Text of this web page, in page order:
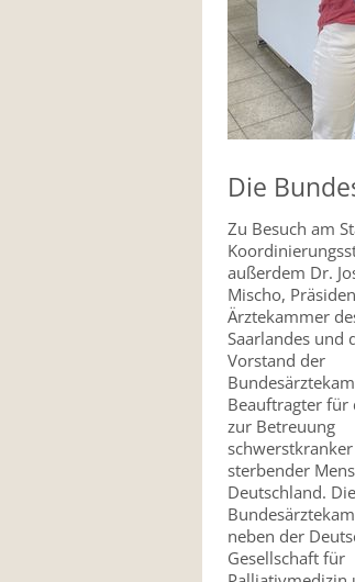
Die
Zu Besuch am
außerdem Dr.
Mischo,
Ärztekammer
Saarlandes und
Vorstand der
Beauftragter für
zur Betreuung
sterbender
Deutschland. Die
neben der
Gesellschaft für